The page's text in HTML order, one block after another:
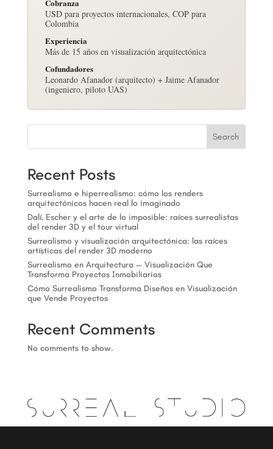
Cobranza
USD para proyectos internacionales, COP para
Colombia
Experiencia
Más de 15 años en visualización arquitectónica
Cofundadores
Leonardo Afanador (arquitecto) + Jaime Afanador
(ingeniero, piloto UAS)
Search
Recent Posts
Surrealismo e hiperrealismo: cómo los renders
arquitectónicos hacen real lo imaginado
Dalí, Escher y el arte de lo imposible: raíces surrealistas
del render 3D y el tour virtual
Surrealismo y visualización arquitectónica: las raíces
artísticas del render 3D moderno
Surrealismo en Arquitectura — Visualización Que
Transforma Proyectos Inmobiliarios
Cómo Surrealismo Transforma Diseños en Visualización
que Vende Proyectos
Recent Comments
No comments to show.